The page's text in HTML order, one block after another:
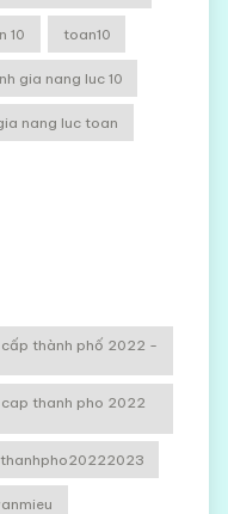
10 toan10
gia nang luc 10
nang luc toan
thành phố 2022 -
thanh pho 2022